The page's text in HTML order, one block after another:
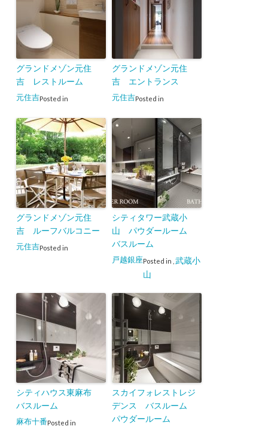
グランドメゾン元住
吉 レストルーム
Posted in
元住吉
グランドメゾン元住
吉 エントランス
Posted in
元住吉
グランドメゾン元住
吉 ルーフバルコニー
Posted in
元住吉
シティタワー武蔵小
山 パウダールーム
バスルーム
Posted in
戸越銀座
武蔵小
山
シティハウス東麻布
バスルーム
Posted in
麻布十番
スカイフォレストレジ
デンス バスルーム
パウダールーム